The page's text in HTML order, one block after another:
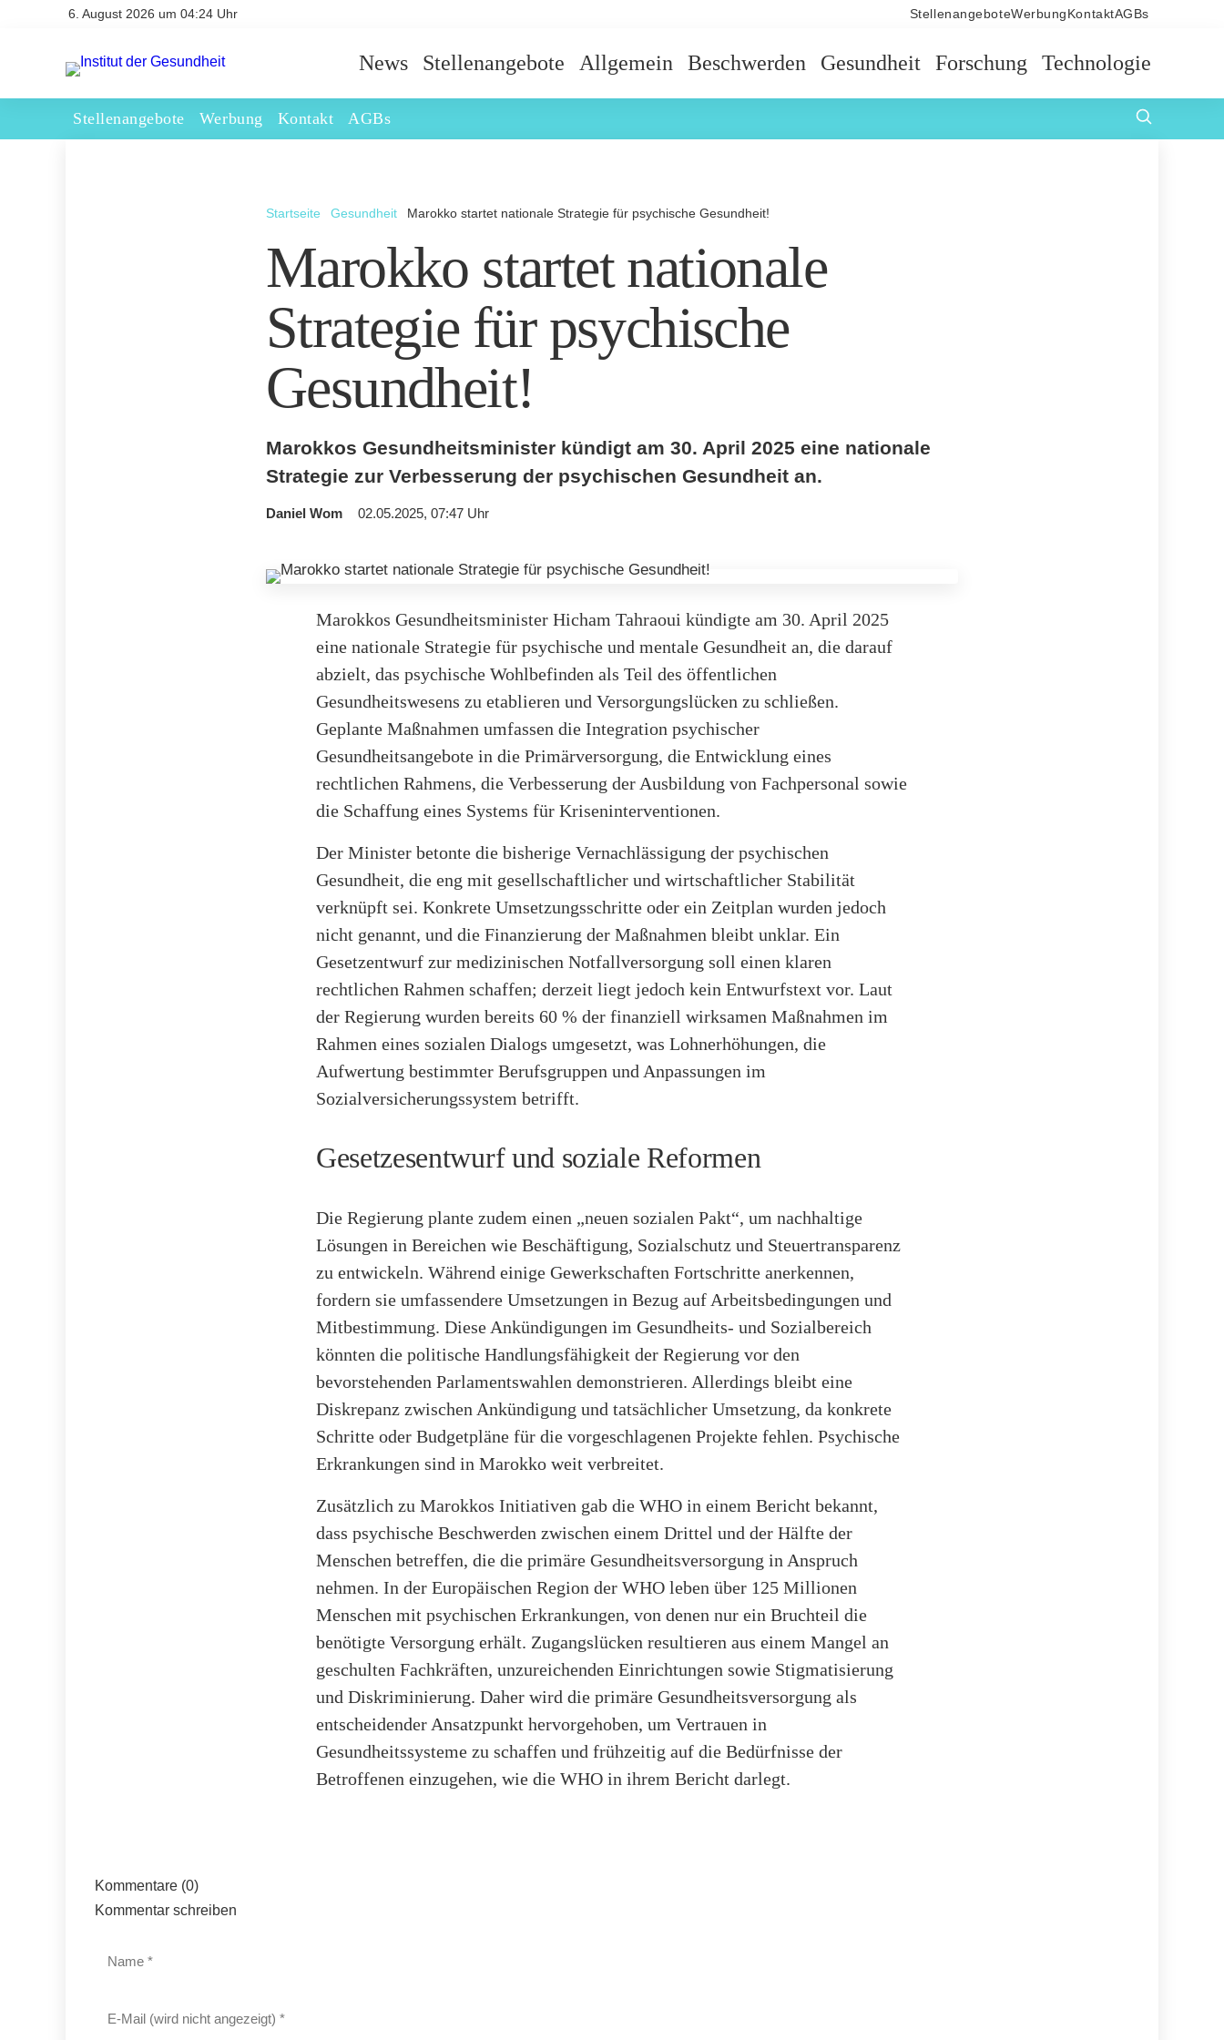
6. August 2026 um 04:24 Uhr StellenangeboteWerbung KontaktAGBs
News Stellenangebote Allgemein Beschwerden Gesundheit Forschung Technologie
Stellenangebote Werbung Kontakt AGBs
Startseite Gesundheit Marokko startet nationale Strategie für psychische Gesundheit!
Marokko startet nationale
Strategie für psychische
Gesundheit!
Marokkos Gesundheitsminister kündigt am 30. April 2025 eine nationale
Strategie zur Verbesserung der psychischen Gesundheit an.
Daniel Wom 02.05.2025, 07:47 Uhr
Marokkos Gesundheitsminister Hicham Tahraoui kündigte am 30. April 2025
eine nationale Strategie für psychische und mentale Gesundheit an, die darauf
abzielt, das psychische Wohlbefinden als Teil des öffentlichen
Gesundheitswesens zu etablieren und Versorgungslücken zu schließen.
Geplante Maßnahmen umfassen die Integration psychischer
Gesundheitsangebote in die Primärversorgung, die Entwicklung eines
rechtlichen Rahmens, die Verbesserung der Ausbildung von Fachpersonal sowie
die Schaffung eines Systems für Kriseninterventionen.
Der Minister betonte die bisherige Vernachlässigung der psychischen
Gesundheit, die eng mit gesellschaftlicher und wirtschaftlicher Stabilität
verknüpft sei. Konkrete Umsetzungsschritte oder ein Zeitplan wurden jedoch
nicht genannt, und die Finanzierung der Maßnahmen bleibt unklar. Ein
Gesetzentwurf zur medizinischen Notfallversorgung soll einen klaren
rechtlichen Rahmen schaffen; derzeit liegt jedoch kein Entwurfstext vor. Laut
der Regierung wurden bereits 60 % der finanziell wirksamen Maßnahmen im
Rahmen eines sozialen Dialogs umgesetzt, was Lohnerhöhungen, die
Aufwertung bestimmter Berufsgruppen und Anpassungen im
Sozialversicherungssystem betrifft.
Gesetzesentwurf und soziale Reformen
Die Regierung plante zudem einen „neuen sozialen Pakt“, um nachhaltige
Lösungen in Bereichen wie Beschäftigung, Sozialschutz und Steuertransparenz
zu entwickeln. Während einige Gewerkschaften Fortschritte anerkennen,
fordern sie umfassendere Umsetzungen in Bezug auf Arbeitsbedingungen und
Mitbestimmung. Diese Ankündigungen im Gesundheits- und Sozialbereich
könnten die politische Handlungsfähigkeit der Regierung vor den
bevorstehenden Parlamentswahlen demonstrieren. Allerdings bleibt eine
Diskrepanz zwischen Ankündigung und tatsächlicher Umsetzung, da konkrete
Schritte oder Budgetpläne für die vorgeschlagenen Projekte fehlen. Psychische
Erkrankungen sind in Marokko weit verbreitet.
Zusätzlich zu Marokkos Initiativen gab die WHO in einem Bericht bekannt,
dass psychische Beschwerden zwischen einem Drittel und der Hälfte der
Menschen betreffen, die die primäre Gesundheitsversorgung in Anspruch
nehmen. In der Europäischen Region der WHO leben über 125 Millionen
Menschen mit psychischen Erkrankungen, von denen nur ein Bruchteil die
benötigte Versorgung erhält. Zugangslücken resultieren aus einem Mangel an
geschulten Fachkräften, unzureichenden Einrichtungen sowie Stigmatisierung
und Diskriminierung. Daher wird die primäre Gesundheitsversorgung als
entscheidender Ansatzpunkt hervorgehoben, um Vertrauen in
Gesundheitssysteme zu schaffen und frühzeitig auf die Bedürfnisse der
Betroffenen einzugehen, wie die WHO in ihrem Bericht darlegt.
Kommentare (0)
Kommentar schreiben